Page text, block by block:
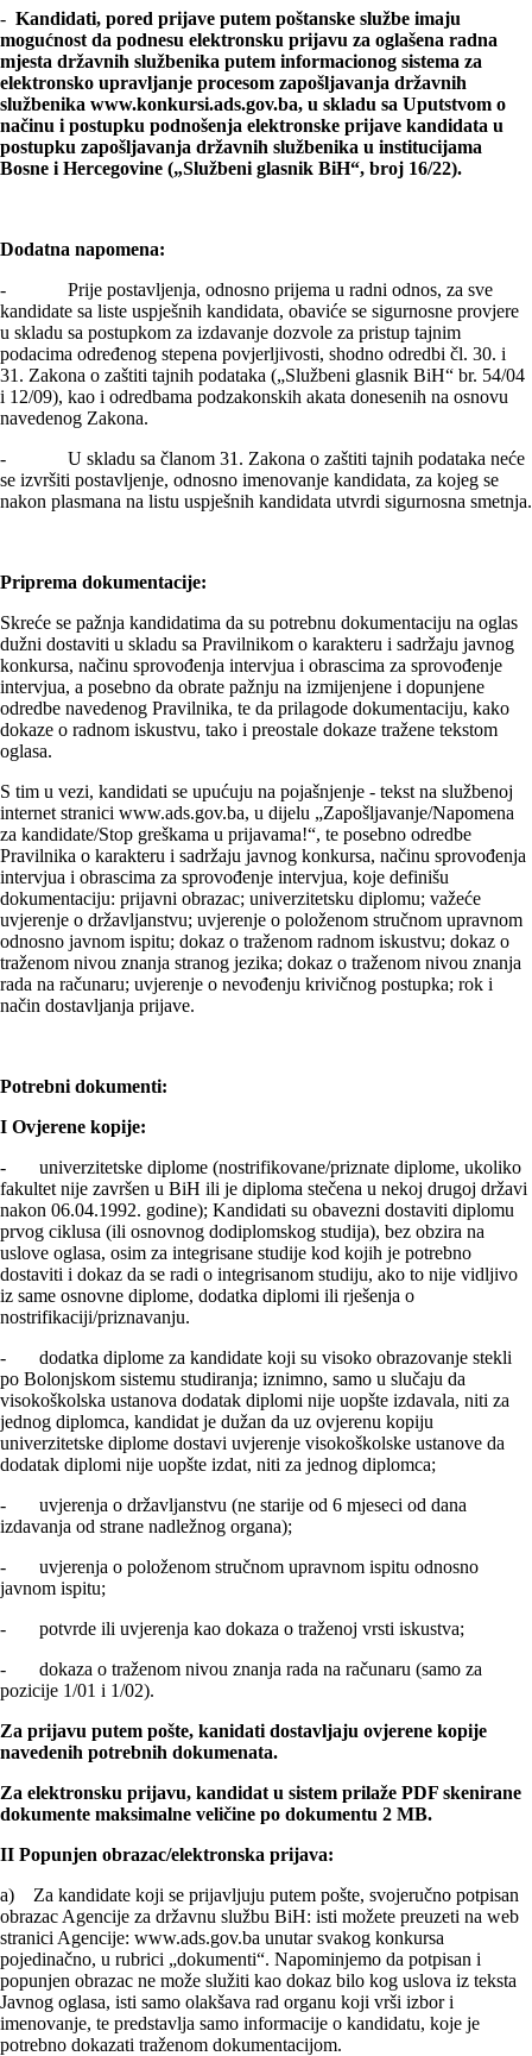
- Kandidati, pored prijave putem poštanske službe imaju
mogućnost da podnesu elektronsku prijavu za oglašena radna
mjesta državnih službenika putem informacionog sistema za
elektronsko upravljanje procesom zapošljavanja državnih
službenika www.konkursi.ads.gov.ba, u skladu sa Uputstvom o
načinu i postupku podnošenja elektronske prijave kandidata u
postupku zapošljavanja državnih službenika u institucijama
Bosne i Hercegovine („Službeni glasnik BiH“, broj 16/22).
Dodatna napomena:
- Prije postavljenja, odnosno prijema u radni odnos, za sve
kandidate sa liste uspješnih kandidata, obaviće se sigurnosne provjere
u skladu sa postupkom za izdavanje dozvole za pristup tajnim
podacima određenog stepena povjerljivosti, shodno odredbi čl. 30. i
31. Zakona o zaštiti tajnih podataka („Službeni glasnik BiH“ br. 54/04
i 12/09), kao i odredbama podzakonskih akata donesenih na osnovu
navedenog Zakona.
- U skladu sa članom 31. Zakona o zaštiti tajnih podataka neće
se izvršiti postavljenje, odnosno imenovanje kandidata, za kojeg se
nakon plasmana na listu uspješnih kandidata utvrdi sigurnosna smetnja.
Priprema dokumentacije:
Skreće se pažnja kandidatima da su potrebnu dokumentaciju na oglas
dužni dostaviti u skladu sa Pravilnikom o karakteru i sadržaju javnog
konkursa, načinu sprovođenja intervjua i obrascima za sprovođenje
intervjua, a posebno da obrate pažnju na izmijenjene i dopunjene
odredbe navedenog Pravilnika, te da prilagode dokumentaciju, kako
dokaze o radnom iskustvu, tako i preostale dokaze tražene tekstom
oglasa.
S tim u vezi, kandidati se upućuju na pojašnjenje - tekst na službenoj
internet stranici www.ads.gov.ba, u dijelu „Zapošljavanje/Napomena
za kandidate/Stop greškama u prijavama!“, te posebno odredbe
Pravilnika o karakteru i sadržaju javnog konkursa, načinu sprovođenja
intervjua i obrascima za sprovođenje intervjua, koje definišu
dokumentaciju: prijavni obrazac; univerzitetsku diplomu; važeće
uvjerenje o državljanstvu; uvjerenje o položenom stručnom upravnom
odnosno javnom ispitu; dokaz o traženom radnom iskustvu; dokaz o
traženom nivou znanja stranog jezika; dokaz o traženom nivou znanja
rada na računaru; uvjerenje o nevođenju krivičnog postupka; rok i
način dostavljanja prijave.
Potrebni dokumenti:
I Ovjerene kopije:
- univerzitetske diplome (nostrifikovane/priznate diplome, ukoliko
fakultet nije završen u BiH ili je diploma stečena u nekoj drugoj državi
nakon 06.04.1992. godine); Kandidati su obavezni dostaviti diplomu
prvog ciklusa (ili osnovnog dodiplomskog studija), bez obzira na
uslove oglasa, osim za integrisane studije kod kojih je potrebno
dostaviti i dokaz da se radi o integrisanom studiju, ako to nije vidljivo
iz same osnovne diplome, dodatka diplomi ili rješenja o
nostrifikaciji/priznavanju.
- dodatka diplome za kandidate koji su visoko obrazovanje stekli
po Bolonjskom sistemu studiranja; iznimno, samo u slučaju da
visokoškolska ustanova dodatak diplomi nije uopšte izdavala, niti za
jednog diplomca, kandidat je dužan da uz ovjerenu kopiju
univerzitetske diplome dostavi uvjerenje visokoškolske ustanove da
dodatak diplomi nije uopšte izdat, niti za jednog diplomca;
- uvjerenja o državlјanstvu (ne starije od 6 mjeseci od dana
izdavanja od strane nadležnog organa);
- uvjerenja o položenom stručnom upravnom ispitu odnosno
javnom ispitu;
- potvrde ili uvjerenja kao dokaza o traženoj vrsti iskustva;
- dokaza o traženom nivou znanja rada na računaru (samo za
pozicije 1/01 i 1/02).
Za prijavu putem pošte, kanidati dostavljaju ovjerene kopije
navedenih potrebnih dokumenata.
Za elektronsku prijavu, kandidat u sistem prilaže PDF skenirane
dokumente maksimalne veličine po dokumentu 2 MB.
II Popunjen obrazac/elektronska prijava:
a) Za kandidate koji se prijavljuju putem pošte, svojeručno potpisan
obrazac Agencije za državnu službu BiH: isti možete preuzeti na web
stranici Agencije: www.ads.gov.ba unutar svakog konkursa
pojedinačno, u rubrici „dokumenti“. Napominjemo da potpisan i
popunjen obrazac ne može služiti kao dokaz bilo kog uslova iz teksta
Javnog oglasa, isti samo olakšava rad organu koji vrši izbor i
imenovanje, te predstavlja samo informacije o kandidatu, koje je
potrebno dokazati traženom dokumentacijom.